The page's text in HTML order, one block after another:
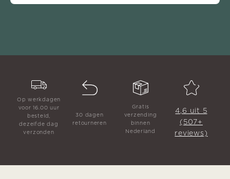
Op werkdagen
voor 16.00 uur
besteld,
dezelfde dag
verzonden
30 dagen
retourneren
Gratis
verzending
binnen
Nederland
4,6 uit 5
(507+
reviews)